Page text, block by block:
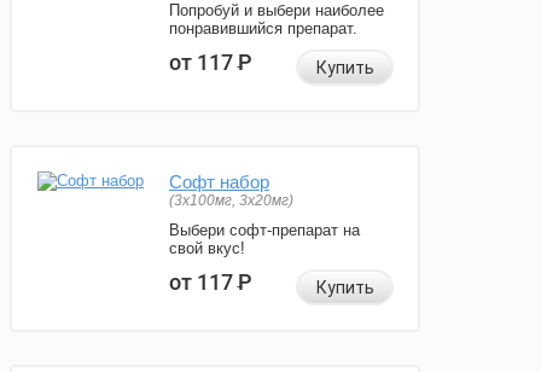
Попробуй и выбери наиболее
понравившийся препарат.
от 117Р Купить
Софт набор
(3x100мг, 3x20мг)
Выбери софт-препарат на
свой вкус!
от 117Р Купить